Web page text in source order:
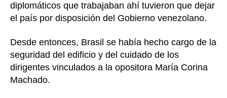
diplomáticos que trabajaban ahí tuvieron que dejar
el país por disposición del Gobierno venezolano.
Desde entonces, Brasil se había hecho cargo de la
seguridad del edificio y del cuidado de los
dirigentes vinculados a la opositora María Corina
Machado.